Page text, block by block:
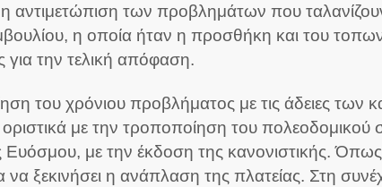
η αντιμετώπιση των προβλημάτων που
η οποία ήταν η προσθήκη και του
για την τελική απόφαση.
του χρόνιου προβλήματος με τις άδειες των
με την τροποποίηση του πολεοδομικού
Ευόσμου, με την έκδοση της κανονιστικής.
ξεκινήσει η ανάπλαση της πλατείας. Στη